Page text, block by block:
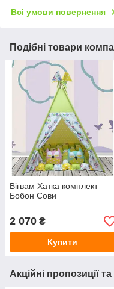
Всі умови повернення
Подібні товари
Вігвам Хатка комплект
Бобон Сови
2 070 ₴
Купити
Акційні пропозиції